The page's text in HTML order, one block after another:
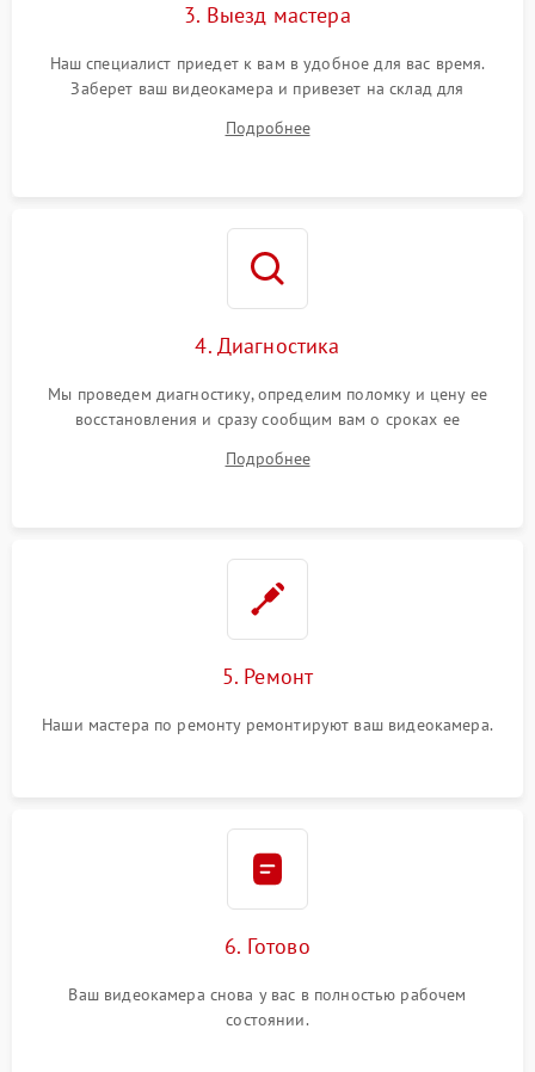
3. Выезд мастера
Наш специалист приедет к вам в удобное для вас время.
Заберет ваш видеокамера и привезет на склад для
Подробнее
4. Диагностика
Мы проведем диагностику, определим поломку и цену ее
восстановления и сразу сообщим вам о сроках ее
Подробнее
5. Ремонт
Наши мастера по ремонту ремонтируют ваш видеокамера.
6. Готово
Ваш видеокамера снова у вас в полностью рабочем
состоянии.